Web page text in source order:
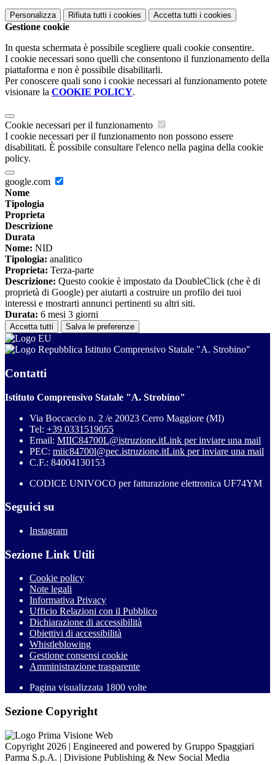
Personalizza Rifiuta tutti i cookies Accetta tutti i cookies
Gestione cookie
In questa schermata è possibile scegliere quali cookie consentire.
I cookie necessari sono quelli che consentono il funzionamento della
piattaforma e non è possibile disabilitarli.
Per conoscere quali sono i cookie necessari al funzionamento potete
visionare la COOKIE POLICY.
Cookie necessari per il funzionamento
I cookie necessari per il funzionamento non possono essere
disabilitati. È possibile consultare l'elenco nella pagina della cookie
policy.
google.com
Nome
Tipologia
Proprieta
Descrizione
Durata
Nome: NID
Tipologia: analitico
Proprieta: Terza-parte
Descrizione: Questo cookie è impostato da DoubleClick (che è di
proprietà di Google) per aiutarti a costruire un profilo dei tuoi
interessi e mostrarti annunci pertinenti su altri siti.
Durata: 6 mesi 3 giorni
Accetta tutti Salva le preferenze
Istituto Comprensivo Statale "A. Strobino"
Contatti
Istituto Comprensivo Statale "A. Strobino"
Via Boccaccio n. 2 /e 20023 Cerro Maggiore (MI)
Tel: +39 0331519055
Email: MIIC84700L@istruzione.itLink per inviare una mail
PEC: miic84700l@pec.istruzione.itLink per inviare una mail
C.F.: 84004130153
CODICE UNIVOCO per fatturazione elettronica UF74YM
Seguici su
Instagram
Sezione Link Utili
Cookie policy
Note legali
Informativa Privacy
Ufficio Relazioni con il Pubblico
Dichiarazione di accessibilità
Obiettivi di accessibilità
Whistleblowing
Gestione consensi cookie
Amministrazione trasparente
Pagina visualizzata 1800 volte
Sezione Copyright
Copyright 2026 | Engineered and powered by Gruppo Spaggiari
Parma S.p.A. | Divisione Publishing & New Social Media